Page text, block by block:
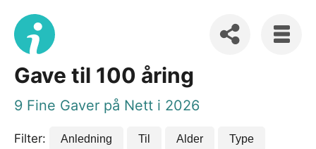
Gave til 100 åring
9 Fine Gaver på Nett i 2026
Filter: Anledning Til Alder Type